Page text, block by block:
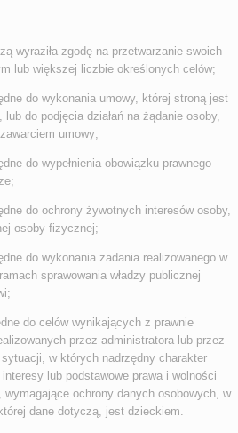
wyraziła zgodę na przetwarzanie swoich
lub większej liczbie określonych celów;
do wykonania umowy, której stroną jest
do podjęcia działań na żądanie osoby,
umowy;
do wypełnienia obowiązku prawnego
do ochrony żywotnych interesów osoby,
osoby fizycznej;
do wykonania zadania realizowanego w
sprawowania władzy publicznej
do celów wynikających z prawnie
przez administratora lub przez
w których nadrzędny charakter
lub podstawowe prawa i wolności
ochrony danych osobowych, w
dane dotyczą, jest dzieckiem.